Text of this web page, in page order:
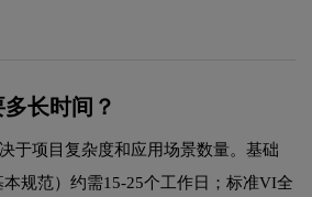
长时间？
于项目复杂度和应用场景数量。基础
规范）约需15-25个工作日；标准VI全